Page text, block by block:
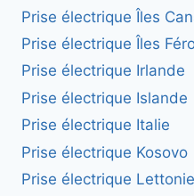
Prise électrique Îles
Prise électrique Îles
Prise électrique Irlande
Prise électrique Islande
Prise électrique Italie
Prise électrique Kosovo
Prise électrique Lettonie